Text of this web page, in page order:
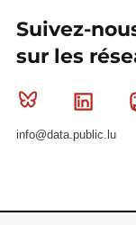
Suivez-
sur les
Bluesky
info@data.public.lu